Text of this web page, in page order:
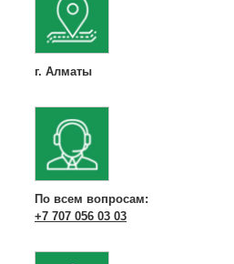
г. Алматы
По всем вопросам:
+7 707 056 03 03